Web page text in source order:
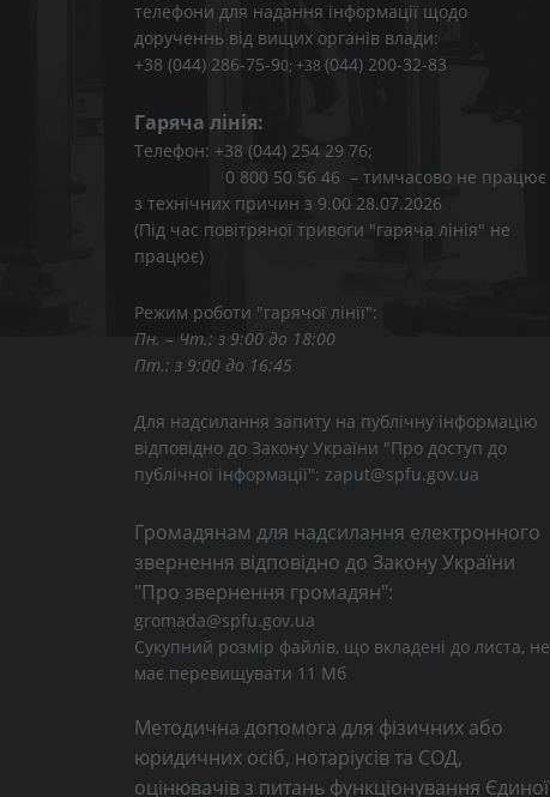
телефони для надання інформації щодо
дорученнь від вищих органів влади:
+38 (044) 286-75-90; +38 (044) 200-32-83
Гаряча лінія:
Телефон: +38 (044) 254 29 76;
0 800 50 56 46 – тимчасово не працює
з технічних причин з 9.00 28.07.2026
(Під час повітряної тривоги "гаряча лінія" не
працює)
Режим роботи "гарячої лінії":
Пн. – Чт.: з 9:00 до 18:00
Пт.: з 9:00 до 16:45
Для надсилання запиту на публічну інформацію
відповідно до Закону України "Про доступ до
публічної інформації": zaput@spfu.gov.ua
Громадянам для надсилання електронного
звернення відповідно до Закону України
"Про звернення громадян":
gromada@spfu.gov.ua
Сукупний розмір файлів, що вкладені до листа, не
має перевищувати 11 Мб
Методична допомога для фізичних або
юридичних осіб, нотаріусів та СОД,
оцінювачів з питань функціонування Єдиної